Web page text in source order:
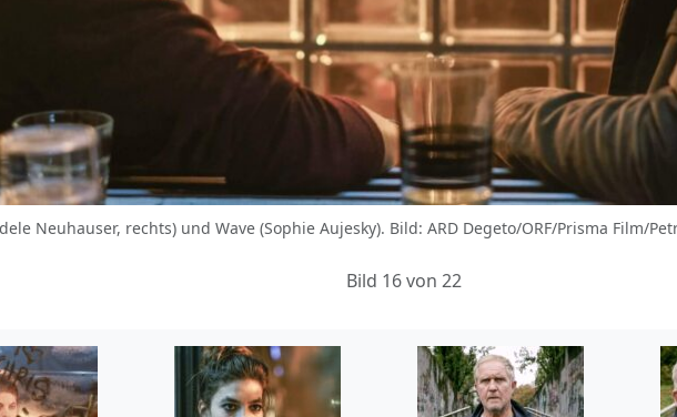
Neuhauser, rechts) und Wave (Sophie Aujesky). Bild: ARD Degeto/ORF/Prisma Film/
Bild 16 von 22